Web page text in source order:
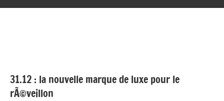
31.12 : la nouvelle marque de luxe pour le
rÃ©veillon